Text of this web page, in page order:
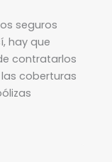
seguros
hay que
contratarlos
coberturas